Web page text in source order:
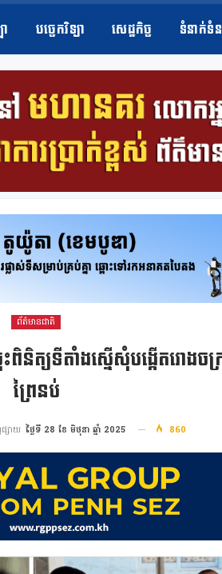
បច្ចេកវិទ្យា សេដ្ឋកិច្ច ទំនាក់ទំ
ព័ត៌មានជាតិ
ត្យទីតាំងស្នើសុំបង្កើតរោងច
ព្រៃនប់
សាយ ថ្ងៃទី 28 ខែ មិថុនា ឆ្នាំ 2025 860